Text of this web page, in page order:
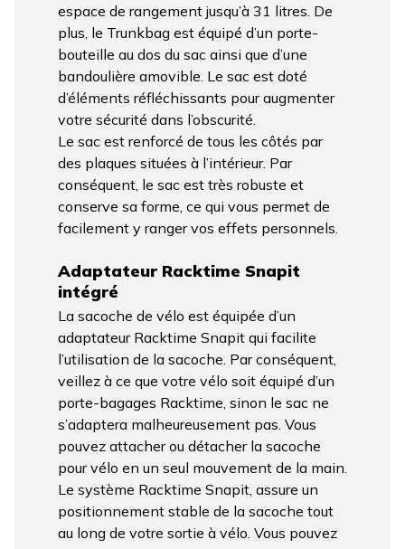
espace de rangement jusqu’à 31 litres. De
plus, le Trunkbag est équipé d’un porte-
bouteille au dos du sac ainsi que d’une
bandoulière amovible. Le sac est doté
d’éléments réfléchissants pour augmenter
votre sécurité dans l’obscurité.
Le sac est renforcé de tous les côtés par
des plaques situées à l’intérieur. Par
conséquent, le sac est très robuste et
conserve sa forme, ce qui vous permet de
facilement y ranger vos effets personnels.
Adaptateur Racktime Snapit
intégré
La sacoche de vélo est équipée d’un
adaptateur Racktime Snapit qui facilite
l’utilisation de la sacoche. Par conséquent,
veillez à ce que votre vélo soit équipé d’un
porte-bagages Racktime, sinon le sac ne
s’adaptera malheureusement pas. Vous
pouvez attacher ou détacher la sacoche
pour vélo en un seul mouvement de la main.
Le système Racktime Snapit, assure un
positionnement stable de la sacoche tout
au long de votre sortie à vélo. Vous pouvez